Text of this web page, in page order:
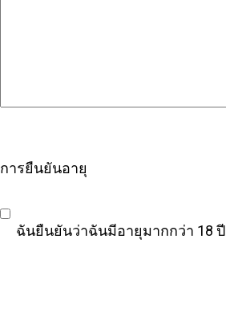
การยืนยันอายุ
ฉันยืนยันว่าฉันมีอายุมากกว่า 18 ปี